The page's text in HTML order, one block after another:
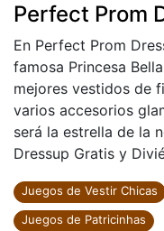
Perfect Prom
En Perfect Prom
famosa Princesa
mejores vestidos de
varios accesorios
será la estrella de la
Dressup Gratis y
Juegos de Vestir Chicas
Juegos de Patricinhas